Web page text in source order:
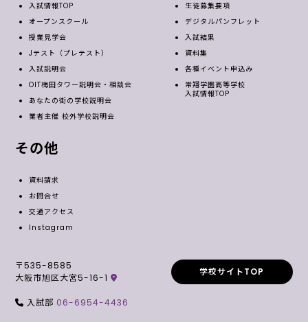
〒535-8585
大阪市旭区大宮5-16-1
入試部 06-6954-4436
学校サイトTOP
入試情報TOP
オープンスクール
授業見学会
Jテスト（プレテスト）
入試説明会
OIT梅田タワー説明会・相談会
あなたの街の学校説明会
業者主催 校外学校説明会
生徒募集要項
デジタルパンフレット
入試結果
資料集
各種イベント申込み
常翔学園高等学校
入試情報TOP
その他
資料請求
お問合せ
交通アクセス
Instagram